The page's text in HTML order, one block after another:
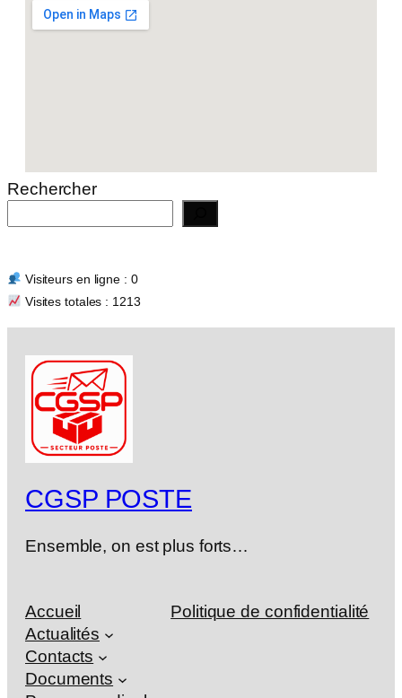
Rechercher
Visiteurs en ligne : 0
Visites totales : 1213
CGSP POSTE
Ensemble, on est plus forts…
Accueil
Actualités
Contacts
Documents
Politique de confidentialité